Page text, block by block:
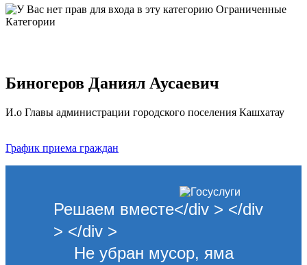
Ограниченные
Категории
Биногеров Даниял Аусаевич
И.о Главы администрации городского поселения Кашхатау
График приема граждан
Решаем вместе</div > </div
> </div >
Не убран мусор, яма